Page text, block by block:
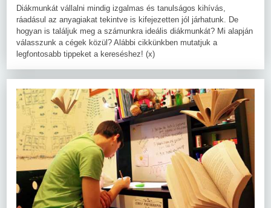
Diákmunkát vállalni mindig izgalmas és tanulságos kihívás,
ráadásul az anyagiakat tekintve is kifejezetten jól járhatunk. De
hogyan is találjuk meg a számunkra ideális diákmunkát? Mi alapján
válasszunk a cégek közül? Alábbi cikkünkben mutatjuk a
legfontosabb tippeket a kereséshez! (x)